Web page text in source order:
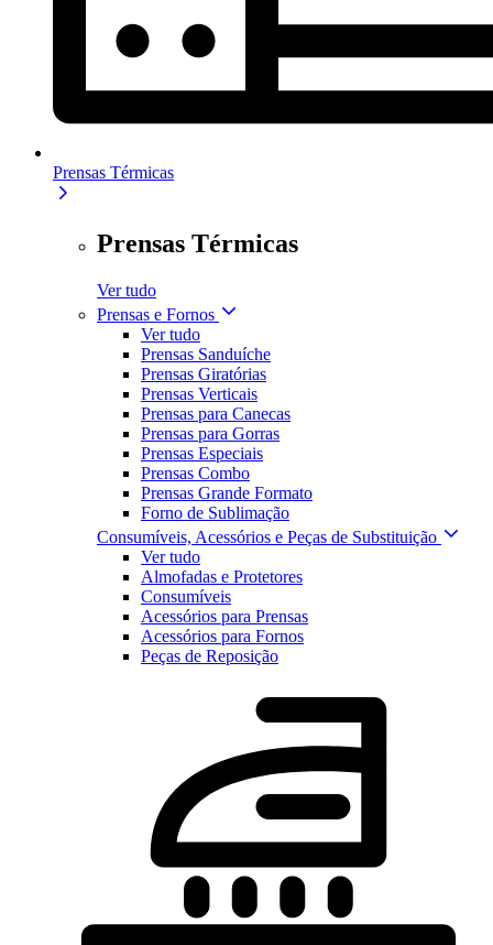
Prensas Térmicas
Prensas Térmicas
Ver tudo
Prensas e Fornos
Ver tudo
Prensas Sanduíche
Prensas Giratórias
Prensas Verticais
Prensas para Canecas
Prensas para Gorras
Prensas Especiais
Prensas Combo
Prensas Grande Formato
Forno de Sublimação
Consumíveis, Acessórios e Peças de Substituição
Ver tudo
Almofadas e Protetores
Consumíveis
Acessórios para Prensas
Acessórios para Fornos
Peças de Reposição